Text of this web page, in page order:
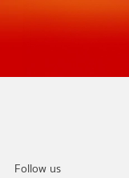
Follow us